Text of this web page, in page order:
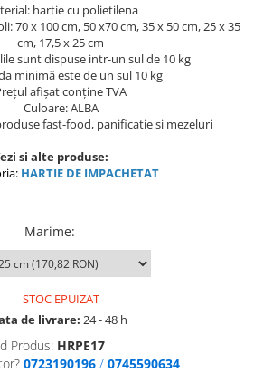
hartie cu polietilena
70 x 100 cm, 50 x70 cm, 35 x 50 cm, 25 x 35
cm, 17,5 x 25 cm
sunt dispuse intr-un sul de 10 kg
minimă este de un sul 10 kg
afișat conține TVA
Culoare: ALBA
fast-food, panificatie si mezeluri
si alte produse:
HARTIE DE IMPACHETAT
Marime:
STOC EPUIZAT
de livrare: 24 - 48 h
Produs: HRPE17
0723190196 / 0745590634